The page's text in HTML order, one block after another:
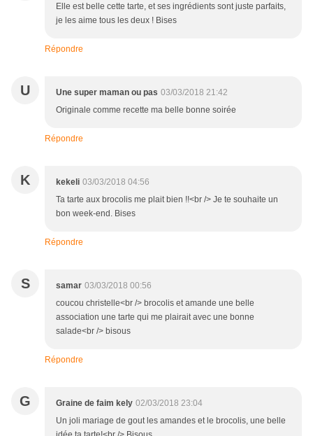
Elle est belle cette tarte, et ses ingrédients sont juste parfaits,
je les aime tous les deux ! Bises
Répondre
U Une super maman ou pas 03/03/2018 21:42
Originale comme recette ma belle bonne soirée
Répondre
K kekeli 03/03/2018 04:56
Ta tarte aux brocolis me plait bien !!<br /> Je te souhaite un
bon week-end. Bises
Répondre
S samar 03/03/2018 00:56
coucou christelle<br /> brocolis et amande une belle
association une tarte qui me plairait avec une bonne
salade<br /> bisous
Répondre
G Graine de faim kely 02/03/2018 23:04
Un joli mariage de gout les amandes et le brocolis, une belle